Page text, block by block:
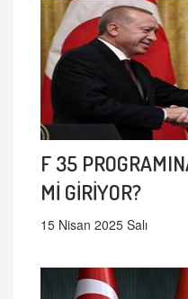
F 35
Mİ GİRİYOR?
15 Nisan 2025 Salı